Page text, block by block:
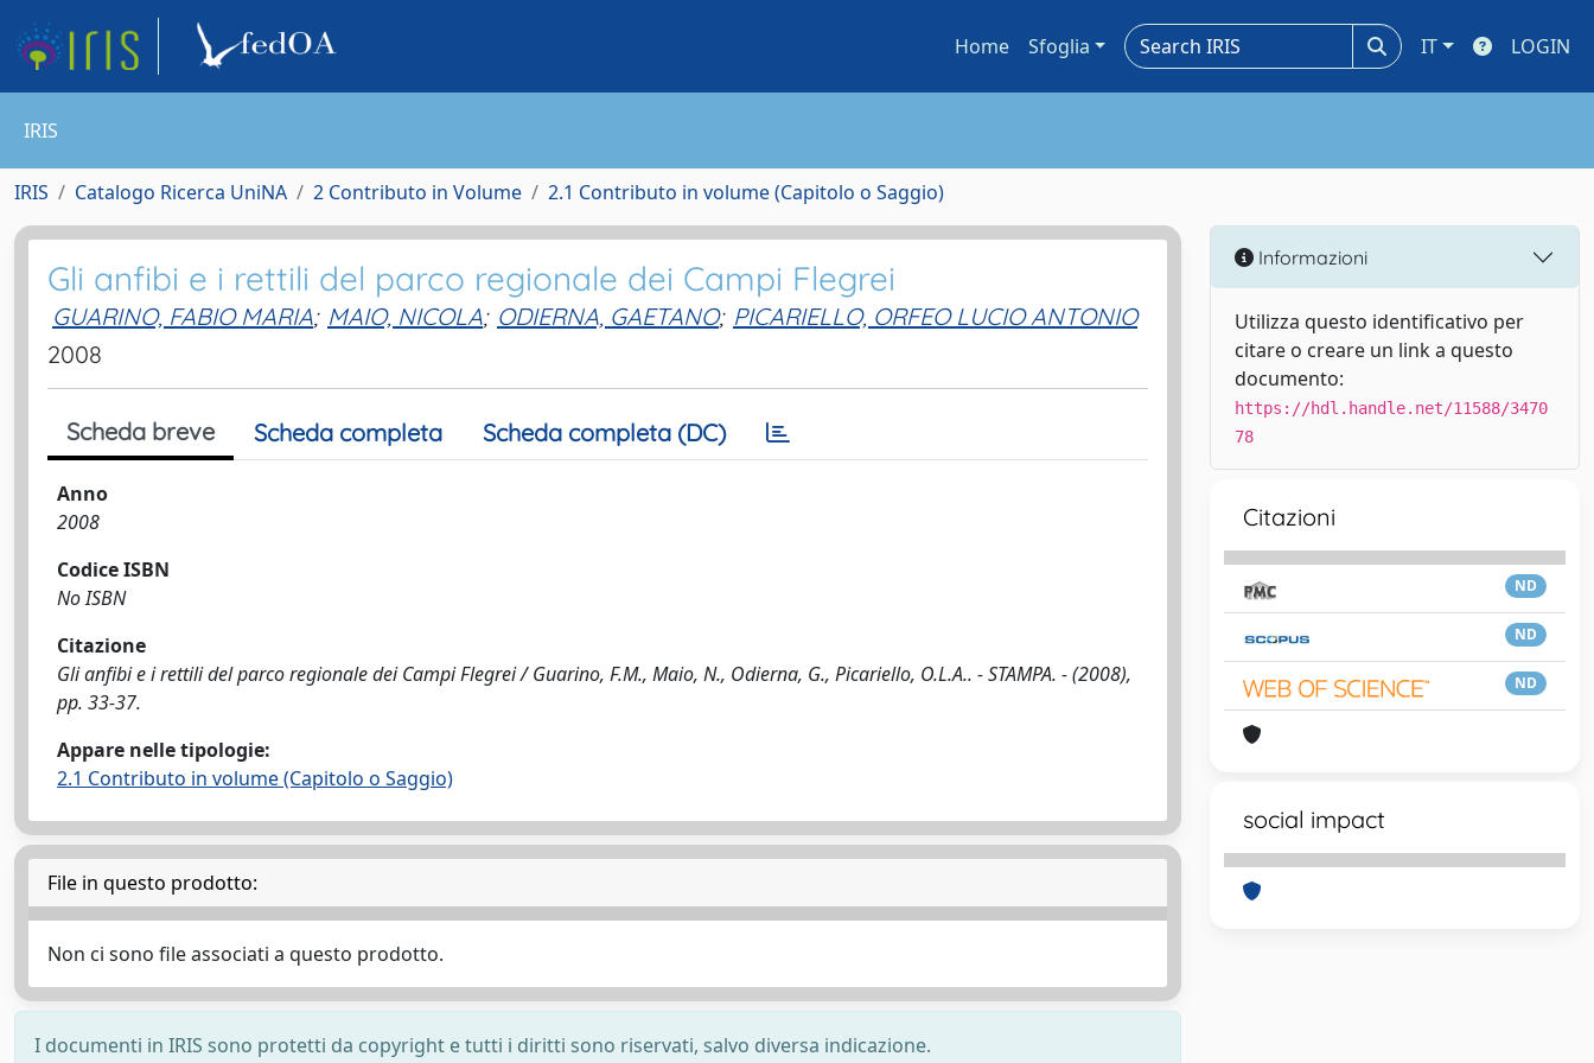
Home Sfoglia IT LOGIN
IRIS
IRIS Catalogo Ricerca UniNA 2 Contributo in Volume 2.1 Contributo in volume (Capitolo o Saggio)
Gli anfibi e i rettili del parco regionale dei Campi Flegrei
GUARINO, FABIO MARIA; MAIO, NICOLA; ODIERNA, GAETANO; PICARIELLO, ORFEO LUCIO ANTONIO
2008
Scheda breve Scheda completa Scheda completa (DC)
Anno
2008
Codice ISBN
No ISBN
Citazione
Gli anfibi e i rettili del parco regionale dei Campi Flegrei / Guarino, F.M., Maio, N., Odierna, G., Picariello, O.L.A.. - STAMPA. - (2008),
pp. 33-37.
Appare nelle tipologie:
2.1 Contributo in volume (Capitolo o Saggio)
File in questo prodotto:
Non ci sono file associati a questo prodotto.
I documenti in IRIS sono protetti da copyright e tutti i diritti sono riservati, salvo diversa indicazione.
Informazioni
Utilizza questo identificativo per
citare o creare un link a questo
documento:
https://hdl.handle.net/11588/3470
78
Citazioni
ND
ND
ND
social impact